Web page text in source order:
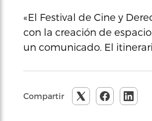
«El Festival de Cine y
con la creación de
un comunicado. El
Compartir